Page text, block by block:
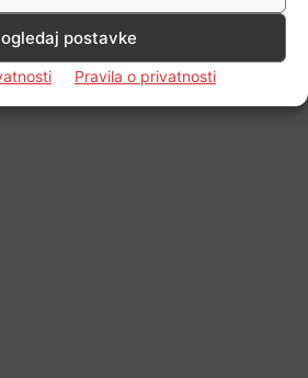
postavke
Pravila o privatnosti